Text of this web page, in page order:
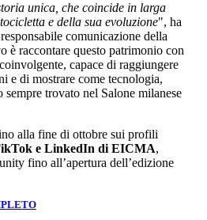
unica, che coincide in larga
e della sua evoluzione", ha
comunicazione della
è raccontare questo patrimonio con
capace di raggiungere
e di mostrare come tecnologia,
sempre trovato nel Salone milanese
alla fine di ottobre sui profili
e LinkedIn di EICMA,
fino all’apertura dell’edizione